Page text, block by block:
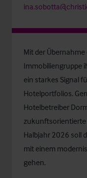
Mit der
Immobiliengruppe
ein starkes Signal
Hotelportfolios.
Hotelbetreiber
Halbjahr 2026 soll
mit einem
gehen.